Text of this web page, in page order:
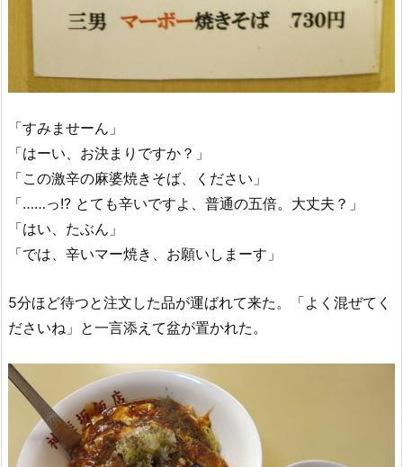
「すみませーん」
「はーい、お決まりですか？」
「この激辛の麻婆焼きそば、ください」
「……っ!? とても辛いですよ、普通の五倍。大丈夫？」
「はい、たぶん」
「では、辛いマー焼き、お願いしまーす」
5分ほど待つと注文した品が運ばれて来た。「よく混ぜてく
ださいね」と一言添えて盆が置かれた。